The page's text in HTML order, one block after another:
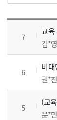
교육전반 목록 으로 번호, 제목, 작성자, 조회수, 등록 일로 나열 되고 있습니다.
7
교육
김*영
6
비대
권*진
5
(교
윤*민